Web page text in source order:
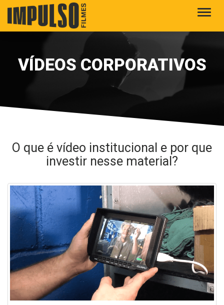
VÍDEOS CORPORATIVOS
O que é vídeo institucional e por que
investir nesse material?